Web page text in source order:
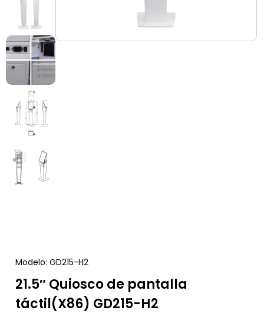
Modelo: GD215-H2
21.5″ Quiosco de pantalla
táctil(X86) GD215-H2